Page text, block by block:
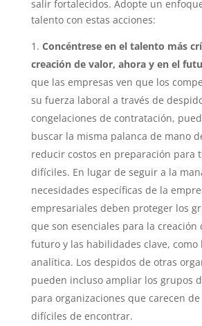
salir fortalecidos. Adopte un
talento con estas acciones:
Concéntrese en el talento más
creación de valor, ahora y en el
que las empresas ven que los
su fuerza laboral a través de
congelaciones de contratación,
buscar la misma palanca de mano
reducir costos en preparación para
difíciles. En lugar de seguir a la
necesidades específicas de la
empresariales deben proteger los
que son esenciales para la creación
futuro y las habilidades clave, como
analítica. Los despidos de otras
pueden incluso ampliar los grupos
para organizaciones que carecen
difíciles de encontrar.